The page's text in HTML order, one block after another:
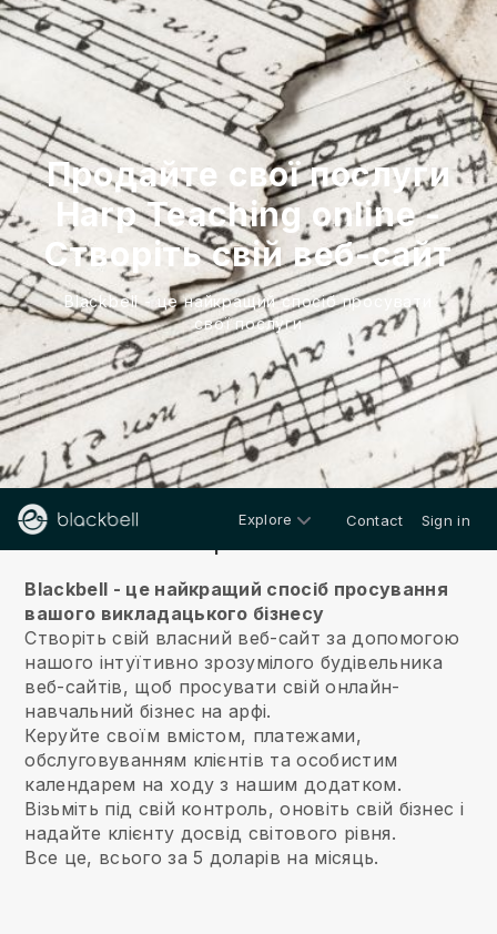
Продайте свої послуги
Harp Teaching online -
Створіть свій веб-сайт
Blackbell - це найкращий спосіб просувати
свої послуги
Explore Contact Sign in
Blackbell - це найкращий спосіб просування
вашого викладацького бізнесу
Створіть свій власний веб-сайт за допомогою
нашого інтуїтивно зрозумілого будівельника
веб-сайтів, щоб просувати свій онлайн-
навчальний бізнес на арфі.
Керуйте своїм вмістом, платежами,
обслуговуванням клієнтів та особистим
календарем на ходу з нашим додатком.
Візьміть під свій контроль, оновіть свій бізнес і
надайте клієнту досвід світового рівня.
Все це, всього за 5 доларів на місяць.